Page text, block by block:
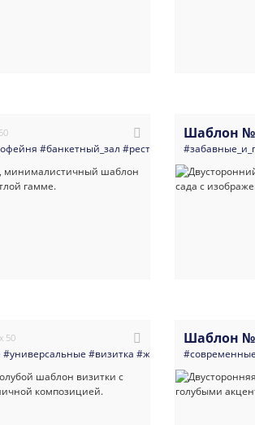
#банкетный_зал #ресторан
Шаблон
50
#универсальные #визитка #живопись#искусство
Шаблон
#современные